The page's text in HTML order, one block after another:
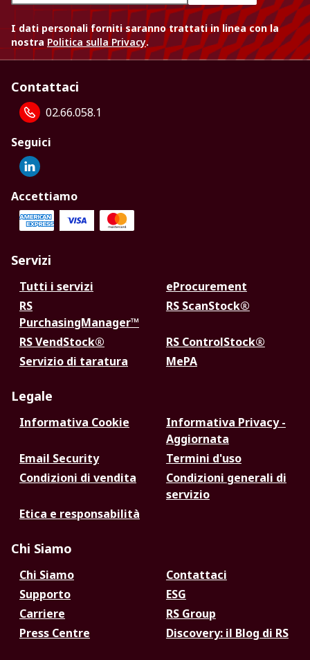
I dati personali forniti saranno trattati in linea con la
nostra Politica sulla Privacy.
Contattaci
02.66.058.1
Seguici
Accettiamo
Servizi
Tutti i servizi
eProcurement
RS
PurchasingManager™
RS ScanStock®
RS VendStock®
RS ControlStock®
Servizio di taratura
MePA
Legale
Informativa Cookie
Informativa Privacy -
Aggiornata
Email Security
Termini d'uso
Condizioni di vendita
Condizioni generali di
servizio
Etica e responsabilità
Chi Siamo
Chi Siamo
Contattaci
Supporto
ESG
Carriere
RS Group
Press Centre
Discovery: il Blog di RS